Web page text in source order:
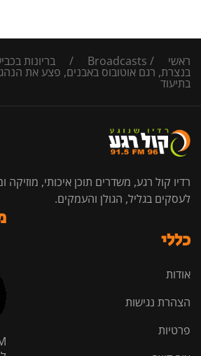
ראשי /
Broadcasts
/ בריונות
בנצרת, רגם אוטובוס באבנים, פצע את
בתיעוד
רדיו קול רגע, משדרים תוכן איכותי,
לעסקים בגליל, הגולן והעמקים.
כללי
אודות
הצהרת נגישות
פרטיות